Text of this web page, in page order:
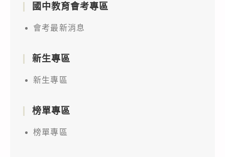
國中教育會考專區
會考最新消息
新生專區
新生專區
榜單專區
榜單專區